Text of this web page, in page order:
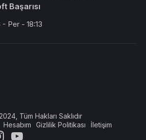
Başarısı
Per - 18:13